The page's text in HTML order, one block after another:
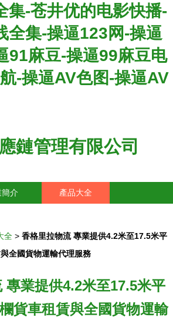
集-苍井优的电影快播-
全集-操逼123网-操逼
91麻豆-操逼99麻豆电
-操逼AV色图-操逼AV
鏈管理有限公司
介 產品大全
全 > 香格里拉物流 專業提供4.2米至17.5米平
全國貨物運輸代理服務
專業提供4.2米至17.5米平
貨車租賃與全國貨物運輸